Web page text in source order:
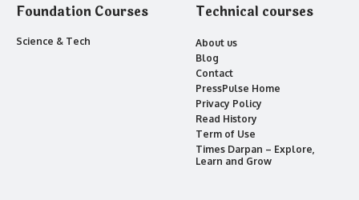
Foundation Courses
Science & Tech
Technical courses
About us
Blog
Contact
PressPulse Home
Privacy Policy
Read History
Term of Use
Times Darpan – Explore,
Learn and Grow